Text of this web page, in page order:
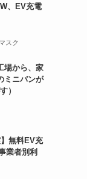
、EV充電
スク
場から、家
ミニバンが
）
】無料EV充
業者別利